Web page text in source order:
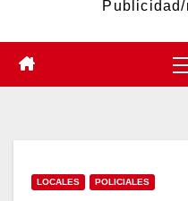
Publicidad/
LOCALES POLICIALES